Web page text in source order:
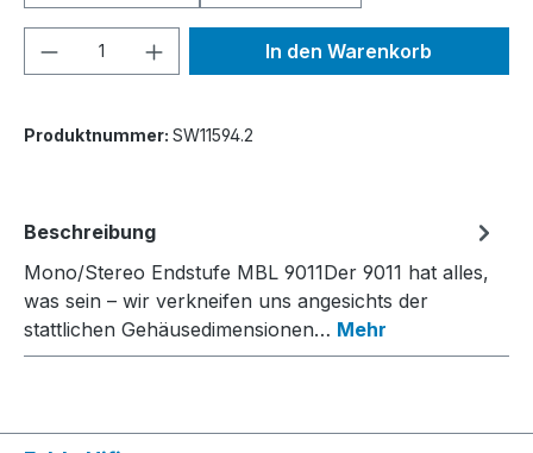
Produkt Anzahl: Gib denIn den Warenkorb
Produktnummer: SW11594.2
Beschreibung
Mono/Stereo Endstufe MBL 9011Der 9011 hat alles,
was sein – wir verkneifen uns angesichts der
stattlichen Gehäusedimensionen… Mehr